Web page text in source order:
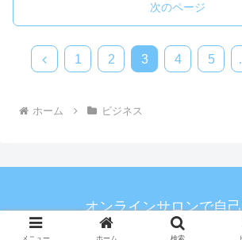
次のページ
1 2 3 4 5
ホーム ビジネス
オンラインサロンで自
メニュー ホーム 検索